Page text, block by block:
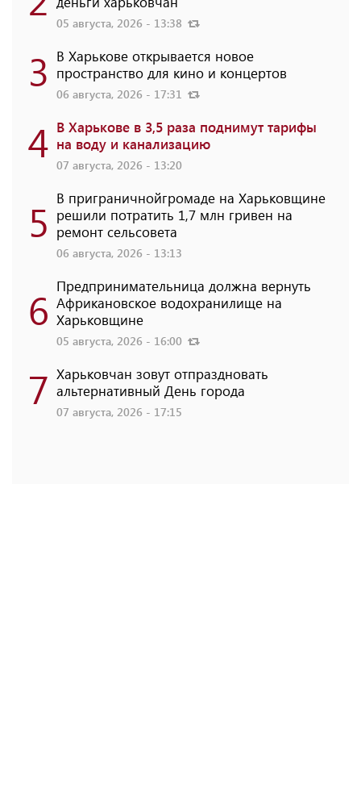
05 августа, 2026 - 13:38
3 В Харькове открывается новое
пространство для кино и концертов
06 августа, 2026 - 17:31
4 В Харькове в 3,5 раза поднимут тарифы
на воду и канализацию
07 августа, 2026 - 13:20
5 В приграничнойгромаде на Харьковщине
решили потратить 1,7 млн ​​гривен на
ремонт сельсовета
06 августа, 2026 - 13:13
6 Предпринимательница должна вернуть
Африкановское водохранилище на
Харьковщине
05 августа, 2026 - 16:00
7 Харьковчан зовут отпраздновать
альтернативный День города
07 августа, 2026 - 17:15